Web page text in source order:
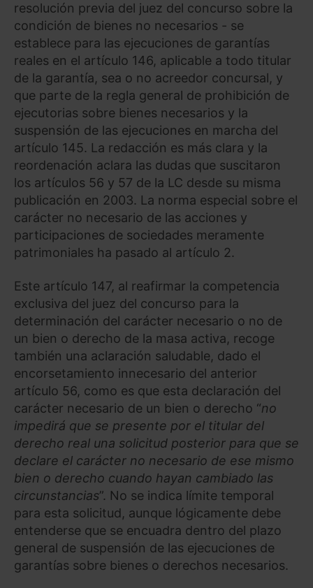
resolución previa del juez del concurso sobre la
condición de bienes no necesarios - se
establece para las ejecuciones de garantías
reales en el artículo 146, aplicable a todo titular
de la garantía, sea o no acreedor concursal, y
que parte de la regla general de prohibición de
ejecutorias sobre bienes necesarios y la
suspensión de las ejecuciones en marcha del
artículo 145. La redacción es más clara y la
reordenación aclara las dudas que suscitaron
los artículos 56 y 57 de la LC desde su misma
publicación en 2003. La norma especial sobre el
carácter no necesario de las acciones y
participaciones de sociedades meramente
patrimoniales ha pasado al artículo 2.
Este artículo 147, al reafirmar la competencia
exclusiva del juez del concurso para la
determinación del carácter necesario o no de
un bien o derecho de la masa activa, recoge
también una aclaración saludable, dado el
encorsetamiento innecesario del anterior
artículo 56, como es que esta declaración del
carácter necesario de un bien o derecho “no
impedirá que se presente por el titular del
derecho real una solicitud posterior para que se
declare el carácter no necesario de ese mismo
bien o derecho cuando hayan cambiado las
circunstancias”. No se indica límite temporal
para esta solicitud, aunque lógicamente debe
entenderse que se encuadra dentro del plazo
general de suspensión de las ejecuciones de
garantías sobre bienes o derechos necesarios.